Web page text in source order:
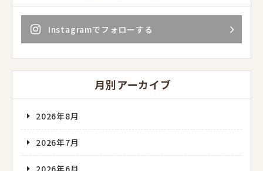
Instagramでフォローする
月別アーカイブ
2026年8月
2026年7月
2026年6月